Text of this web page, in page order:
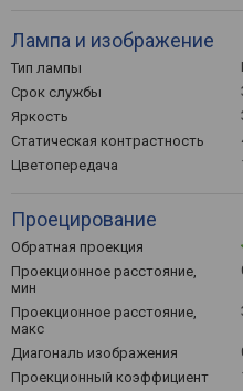
Лампа и изображение
Тип лампы
Срок службы
Яркость
Статическая контрастность
Цветопередача
Проецирование
Обратная проекция
Проекционное расстояние,
мин
Проекционное расстояние,
макс
Диагональ изображения
Проекционный коэффициент